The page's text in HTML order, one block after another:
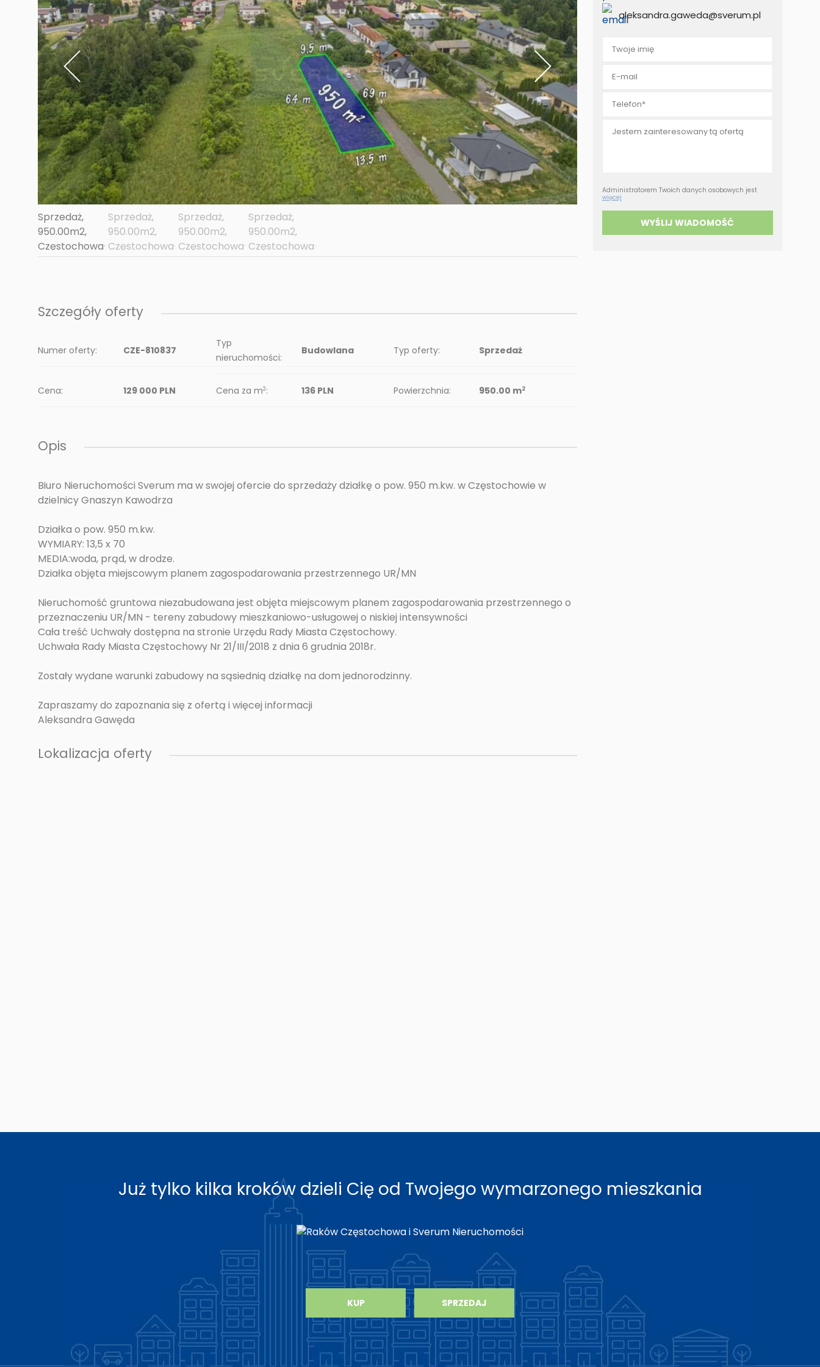
nieruchomości za
gotówkę
Szczegóły oferty
Numer oferty: CZE-810837
Typ
nieruchomości:
Budowlana Typ oferty: Sprzedaż
Cena: 129 000 PLN Cena za m2: 136 PLN Powierzchnia: 950.00 m2
Opis
Biuro Nieruchomości Sverum ma w swojej ofercie do sprzedaży działkę o pow. 950 m.kw. w Częstochowie w
dzielnicy Gnaszyn Kawodrza
Działka o pow. 950 m.kw.
WYMIARY: 13,5 x 70
MEDIA:woda, prąd, w drodze.
Działka objęta miejscowym planem zagospodarowania przestrzennego UR/MN
Nieruchomość gruntowa niezabudowana jest objęta miejscowym planem zagospodarowania przestrzennego o
przeznaczeniu UR/MN - tereny zabudowy mieszkaniowo-usługowej o niskiej intensywności
Cała treść Uchwały dostępna na stronie Urzędu Rady Miasta Częstochowy.
Uchwała Rady Miasta Częstochowy Nr 21/III/2018 z dnia 6 grudnia 2018r.
Zostały wydane warunki zabudowy na sąsiednią działkę na dom jednorodzinny.
Zapraszamy do zapoznania się z ofertą i więcej informacji
Aleksandra Gawęda
Lokalizacja oferty
aleksandra.gaweda@sverum.pl
Administratorem Twoich danych osobowych jest
więcej
Już tylko kilka kroków dzieli Cię od Twojego wymarzonego mieszkania
KUP SPRZEDAJ